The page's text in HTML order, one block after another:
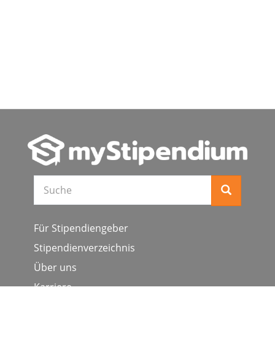
Suche
Für Stipendiengeber
Stipendienverzeichnis
Über uns
Karriere